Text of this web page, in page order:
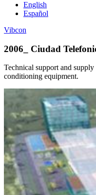
English
Español
Vibcon
2006_ Ciudad
Technical support and
conditioning equipment.